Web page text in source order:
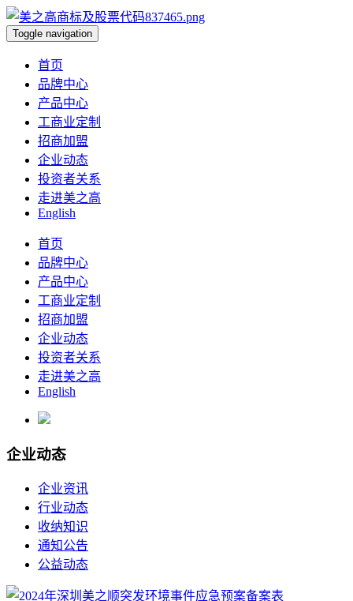
Toggle navigation
首页
品牌中心
产品中心
工商业定制
招商加盟
企业动态
投资者关系
走进美之高
English
首页
品牌中心
产品中心
工商业定制
招商加盟
企业动态
投资者关系
走进美之高
English
企业动态
企业资讯
行业动态
收纳知识
通知公告
公益动态